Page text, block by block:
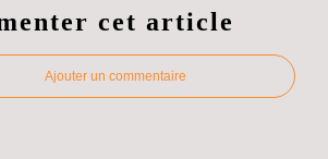
cet article
Ajouter un commentaire